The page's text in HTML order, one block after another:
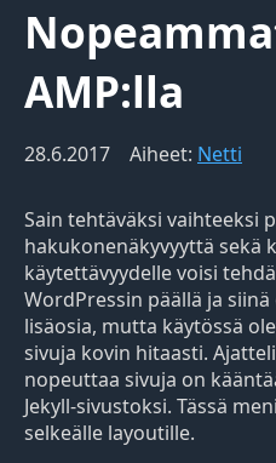
AMP:lla
28.6.2017 Aiheet: Netti
Sain tehtäväksi vaihteeksi
hakukonenäkyvyyttä sekä
käytettävyydelle voisi
WordPressin päällä ja
lisäosia, mutta käytössä
sivuja kovin hitaasti.
nopeuttaa sivuja on
Jekyll-sivustoksi. Tässä
selkeälle layoutille.